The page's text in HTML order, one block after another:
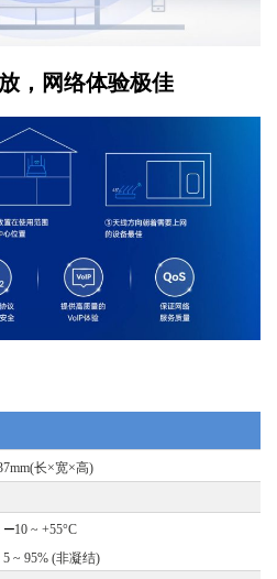
，网络体验极佳
mm(长×宽×高)
–10 ~ +55°C
5~ 95% (非凝结)